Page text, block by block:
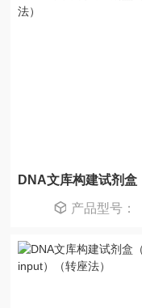
产品型号：